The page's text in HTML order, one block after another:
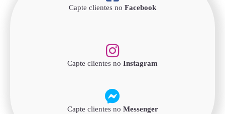
Capte clientes no Facebook
Capte clientes no Instagram
Capte clientes no Messenger